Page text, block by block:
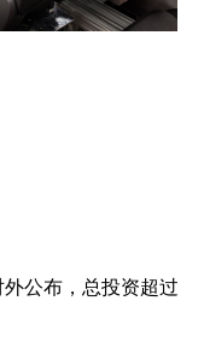
公布，总投资超过